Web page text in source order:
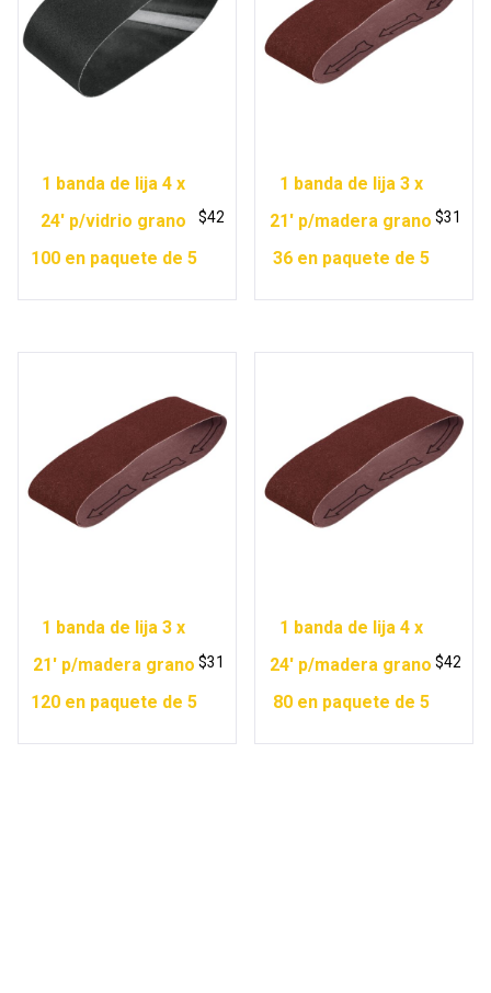
1 banda de lija 4 x
24′ p/vidrio grano
100 en paquete de 5
$42
1 banda de lija 3 x
21′ p/madera grano
36 en paquete de 5
$31
1 banda de lija 3 x
21′ p/madera grano
120 en paquete de 5
$31
1 banda de lija 4 x
24′ p/madera grano
80 en paquete de 5
$42